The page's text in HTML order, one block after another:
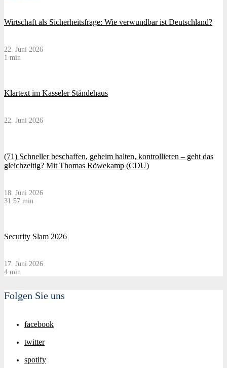
Wirtschaft als Sicherheitsfrage: Wie verwundbar ist Deutschland?
22. Juni 2026
1 min
Klartext im Kasseler Ständehaus
22. Juni 2026
(71) Schneller beschaffen, geheim halten, kontrollieren – geht das
gleichzeitig? Mit Thomas Röwekamp (CDU)
18. Juni 2026
31:57 min
Security Slam 2026
17. Juni 2026
4 min
Folgen Sie uns
facebook
twitter
spotify